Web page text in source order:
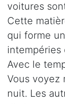
voitures
Cette
qui forme
intempéries
Avec le
Vous voyez
nuit. Les